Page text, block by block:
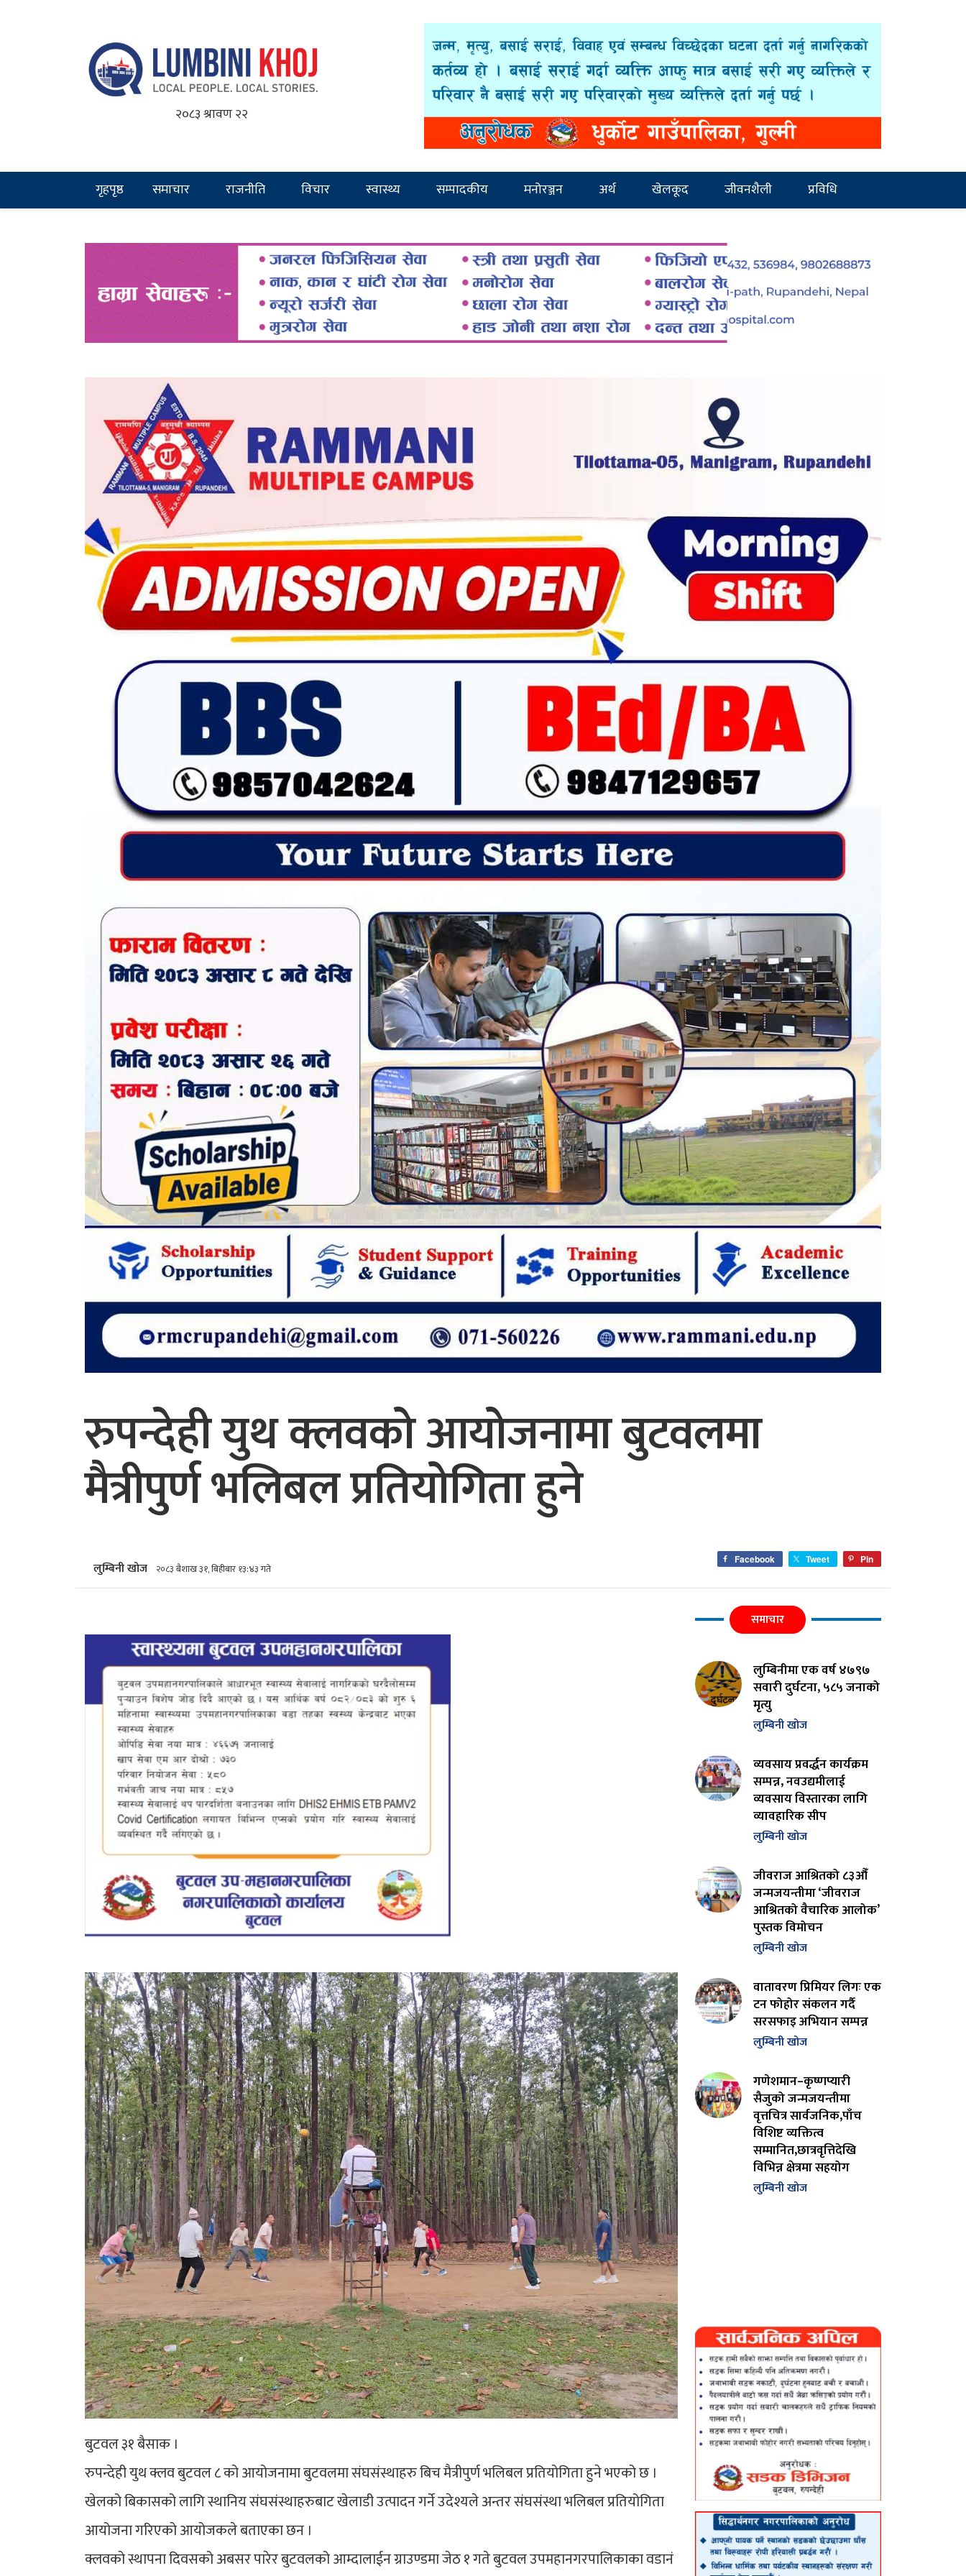
२०८३ श्रावण २२
गृहपृष्ठ समाचार राजनीति विचार स्वास्थ्य सम्पादकीय मनोरञ्जन अर्थ खेलकूद जीवनशैली प्रविधि
रुपन्देही युथ क्लवको आयोजनामा बुटवलमा
मैत्रीपुर्ण भलिबल प्रतियोगिता हुने
लुम्बिनी खोज २०८३ बैशाख ३१, बिहीबार १३:४३ गते
Facebook Tweet Pin
बुटवल ३१ बैसाक ।
रुपन्देही युथ क्लव बुटवल ८ को आयोजनामा बुटवलमा संघसंस्थाहरु बिच मैत्रीपुर्ण भलिबल प्रतियोगिता हुने भएको छ ।
खेलको बिकासको लागि स्थानिय संघसंस्थाहरुबाट खेलाडी उत्पादन गर्ने उदेश्यले अन्तर संघसंस्था भलिबल प्रतियोगिता
आयोजना गरिएको आयोजकले बताएका छन ।
क्लवको स्थापना दिवसको अबसर पारेर बुटवलको आम्दालाईन ग्राउण्डमा जेठ १ गते बुटवल उपमहानगरपालिकाका वडानं
समाचार
लुम्बिनीमा एक वर्ष ४७९७
सवारी दुर्घटना, ५८५ जनाको
मृत्यु
लुम्बिनी खोज
व्यवसाय प्रवर्द्धन कार्यक्रम
सम्पन्न, नवउद्यमीलाई
व्यवसाय विस्तारका लागि
व्यावहारिक सीप
लुम्बिनी खोज
जीवराज आश्रितको ८३औँ
जन्मजयन्तीमा ‘जीवराज
आश्रितको वैचारिक आलोक’
पुस्तक विमोचन
लुम्बिनी खोज
वातावरण प्रिमियर लिगः एक
टन फोहोर संकलन गर्दै
सरसफाइ अभियान सम्पन्न
लुम्बिनी खोज
गणेशमान–कृष्णप्यारी
सैजुको जन्मजयन्तीमा
वृत्तचित्र सार्वजनिक,पाँच
विशिष्ट व्यक्तित्व
सम्मानित,छात्रवृत्तिदेखि
विभिन्न क्षेत्रमा सहयोग
लुम्बिनी खोज